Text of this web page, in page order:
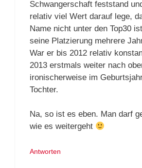
Schwangerschaft feststand
relativ viel Wert darauf lege,
Name nicht unter den Top30
seine Platzierung mehrere
War er bis 2012 relativ
2013 erstmals weiter nach
ironischerweise im
Tochter.
Na, so ist es eben. Man darf
wie es weitergeht
Antworten